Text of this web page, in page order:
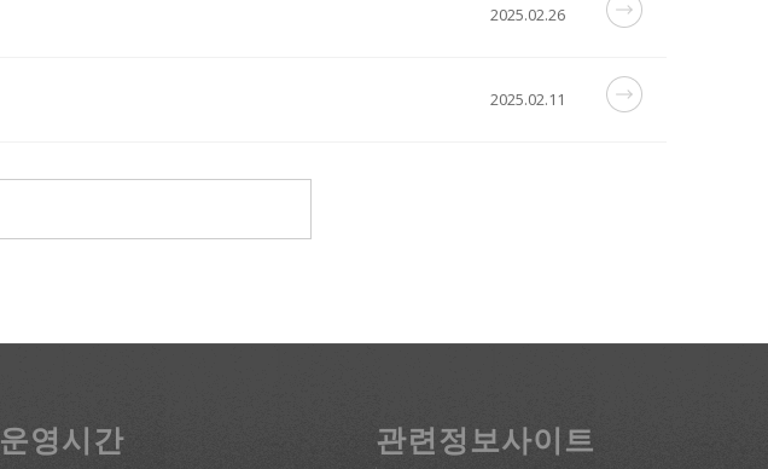
2025.02.26
2025.02.11
운영시간 관련정보사이트